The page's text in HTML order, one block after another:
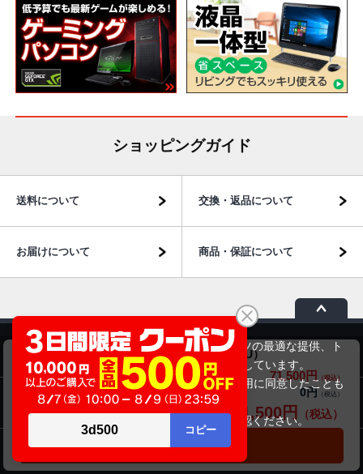
NEC LaVie PC-GN245LGAS （第11世代CPU）
商品価格(税込) 71,500円
オプション小計価格(税込)
0円
商品合計価格(税込)
71,500円
カートに入れる
ショッピングガイド
送料について 交換・返品について
お届けについて 商品・保証について
商品のご案内
パソコン市場について
当サイトでは利用体験の向上およびコンテンツの最適な提供、ト
ラフィックの分析を目的としてCookieを使用しています。
サイトの閲覧を継続された場合、Cookieの利用に同意したことも
のといたします。
をご確認ください。
承諾する